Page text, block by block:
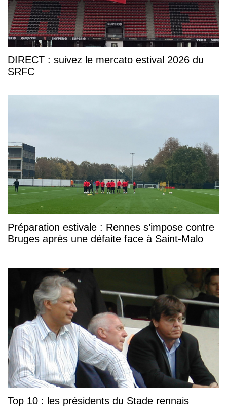
DIRECT : suivez le mercato estival 2026 du
SRFC
Préparation estivale : Rennes s’impose contre
Bruges après une défaite face à Saint-Malo
Top 10 : les présidents du Stade rennais